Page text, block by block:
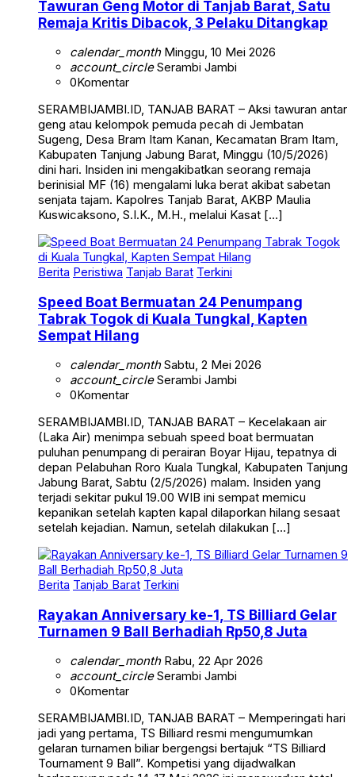
Tawuran Geng Motor di Tanjab Barat, Satu
Remaja Kritis Dibacok, 3 Pelaku Ditangkap
calendar_monthMinggu, 10 Mei 2026
account_circleSerambi Jambi
0Komentar
SERAMBIJAMBI.ID, TANJAB BARAT – Aksi tawuran antar
geng atau kelompok pemuda pecah di Jembatan
Sugeng, Desa Bram Itam Kanan, Kecamatan Bram Itam,
Kabupaten Tanjung Jabung Barat, Minggu (10/5/2026)
dini hari. Insiden ini mengakibatkan seorang remaja
berinisial MF (16) mengalami luka berat akibat sabetan
senjata tajam. Kapolres Tanjab Barat, AKBP Maulia
Kuswicaksono, S.I.K., M.H., melalui Kasat […]
Berita Peristiwa Tanjab Barat Terkini
Speed Boat Bermuatan 24 Penumpang
Tabrak Togok di Kuala Tungkal, Kapten
Sempat Hilang
calendar_monthSabtu, 2 Mei 2026
account_circleSerambi Jambi
0Komentar
SERAMBIJAMBI.ID, TANJAB BARAT – Kecelakaan air
(Laka Air) menimpa sebuah speed boat bermuatan
puluhan penumpang di perairan Boyar Hijau, tepatnya di
depan Pelabuhan Roro Kuala Tungkal, Kabupaten Tanjung
Jabung Barat, Sabtu (2/5/2026) malam. Insiden yang
terjadi sekitar pukul 19.00 WIB ini sempat memicu
kepanikan setelah kapten kapal dilaporkan hilang sesaat
setelah kejadian. Namun, setelah dilakukan […]
Berita Tanjab Barat Terkini
Rayakan Anniversary ke-1, TS Billiard Gelar
Turnamen 9 Ball Berhadiah Rp50,8 Juta
calendar_monthRabu, 22 Apr 2026
account_circleSerambi Jambi
0Komentar
SERAMBIJAMBI.ID, TANJAB BARAT – Memperingati hari
jadi yang pertama, TS Billiard resmi mengumumkan
gelaran turnamen biliar bergengsi bertajuk “TS Billiard
Tournament 9 Ball”. Kompetisi yang dijadwalkan